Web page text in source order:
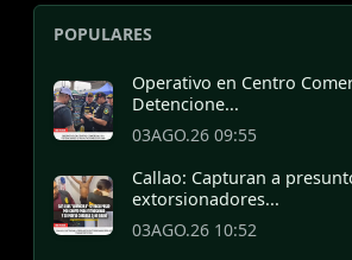
POPULARES
Operativo en Centro
Detencione...
03AGO.26 09:55
Callao: Capturan a
extorsionadores...
03AGO.26 10:52